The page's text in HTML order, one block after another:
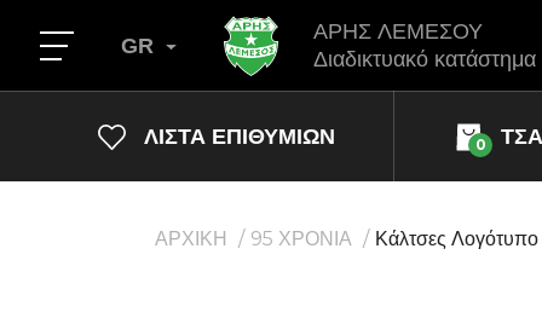
ΑΡΗΣ ΛΕΜΕΣΟΥ
Διαδικτυακό κατάστημα
GR
ΛΊΣΤΑ ΕΠΙΘΥΜΙΏΝ 0
ΑΡΧΙΚΗ 95 ΧΡΟΝΙΑ Κάλτσες